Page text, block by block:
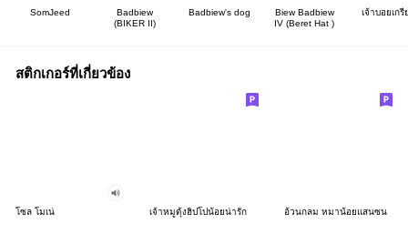
SomJeed
Badbiew
(BIKER II)
Badbiew's dog
Biew Badbiew
IV (Beret Hat )
เจ้าบอยเกรี
สติกเกอร์ที่เกี่ยวข้อง
โซล โมเน่ เจ้าหมูดุ้งฮิปโปน้อยน่ารัก อ้วนกลม หมาน้อยแสนซน